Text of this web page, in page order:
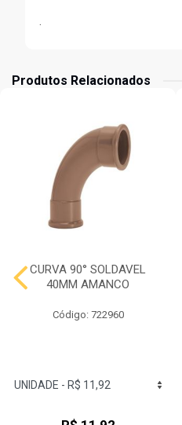
.
Produtos Relacionados
CURVA 90° SOLDAVEL
40MM AMANCO
Código: 722960